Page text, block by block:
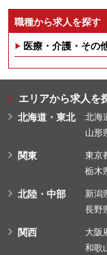
職種から求人を探す
医療・介護・その
エリアから求人を
北海道・東北 北海
山形
関東 東京
栃木
北陸・中部 新潟
長野
関西 大阪
和歌